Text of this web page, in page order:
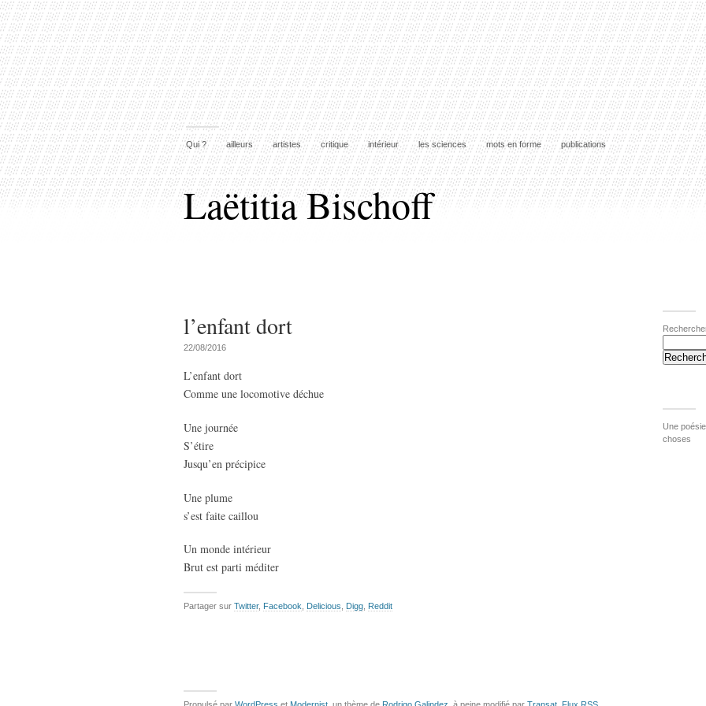
Qui ? ailleurs artistes critique intérieur les sciences mots en forme publications
Laëtitia Bischoff
l’enfant dort
22/08/2016
L’enfant dort
Comme une locomotive déchue
Une journée
S’étire
Jusqu’en précipice
Une plume
s’est faite caillou
Un monde intérieur
Brut est parti méditer
Partager sur Twitter, Facebook Delicious Digg Reddit
Une
choses